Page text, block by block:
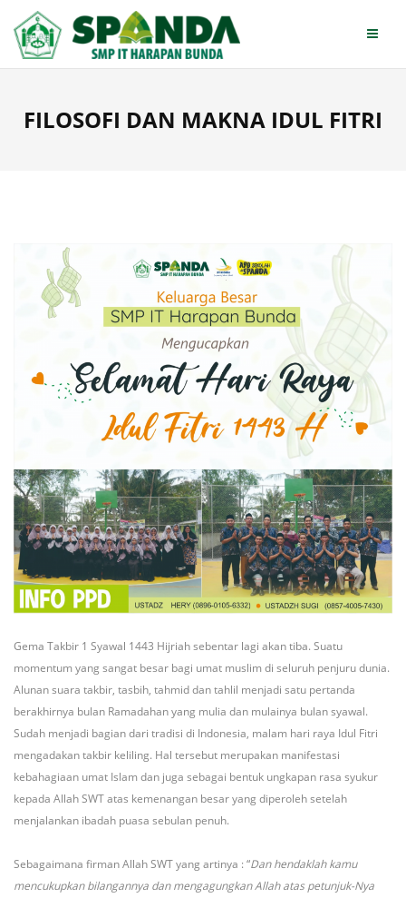
content
FILOSOFI DAN MAKNA IDUL FITRI
Gema Takbir 1 Syawal 1443 Hijriah sebentar lagi akan tiba. Suatu
momentum yang sangat besar bagi umat muslim di seluruh penjuru dunia.
Alunan suara takbir, tasbih, tahmid dan tahlil menjadi satu pertanda
berakhirnya bulan Ramadahan yang mulia dan mulainya bulan syawal.
Sudah menjadi bagian dari tradisi di Indonesia, malam hari raya Idul Fitri
mengadakan takbir keliling. Hal tersebut merupakan manifestasi
kebahagiaan umat Islam dan juga sebagai bentuk ungkapan rasa syukur
kepada Allah SWT atas kemenangan besar yang diperoleh setelah
menjalankan ibadah puasa sebulan penuh.
Sebagaimana firman Allah SWT yang artinya : “Dan hendaklah kamu
mencukupkan bilangannya dan mengagungkan Allah atas petunjuk-Nya